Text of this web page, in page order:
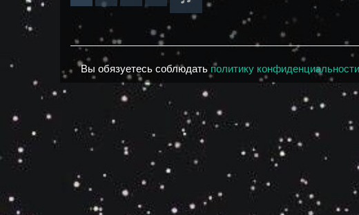
Вы обязуетесь соблюдать политику конфиденциальности